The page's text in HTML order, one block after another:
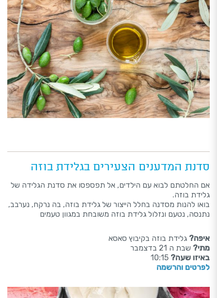
סדנת המדענים הצעירים בגלידת בוזה
אם החלטתם לבוא עם הילדים, אל תפספסו את סדנת הגלידה של
גלידת בוזה.
בואו להנות מסדנה בחלל הייצור של גלידת בוזה, בה נרקח, נערבב,
נתנסה, נטעם ונזלול גלידת בוזה משובחת במגוון טעמים
איפה? גלידת בוזה בקיבוץ סאסא
מתי? שבת ה 21 בדצמבר
באיזו שעה?
לפרטים והרשמה